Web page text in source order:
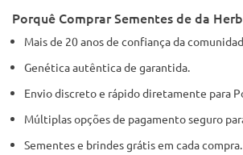
Porquê Comprar Sementes de da
Mais de 20 anos de confiança da
Genética autêntica de garantida.
Envio discreto e rápido diretamente para
Múltiplas opções de pagamento seguro
Sementes e brindes grátis em cada compra.